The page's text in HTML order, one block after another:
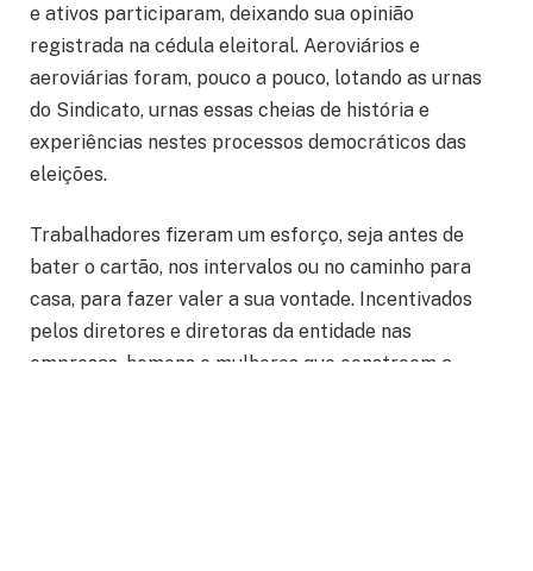
e ativos participaram, deixando sua opinião
registrada na cédula eleitoral. Aeroviários e
aeroviárias foram, pouco a pouco, lotando as urnas
do Sindicato, urnas essas cheias de história e
experiências nestes processos democráticos das
eleições.
Trabalhadores fizeram um esforço, seja antes de
bater o cartão, nos intervalos ou no caminho para
casa, para fazer valer a sua vontade. Incentivados
pelos diretores e diretoras da entidade nas
empresas, homens e mulheres que constroem a